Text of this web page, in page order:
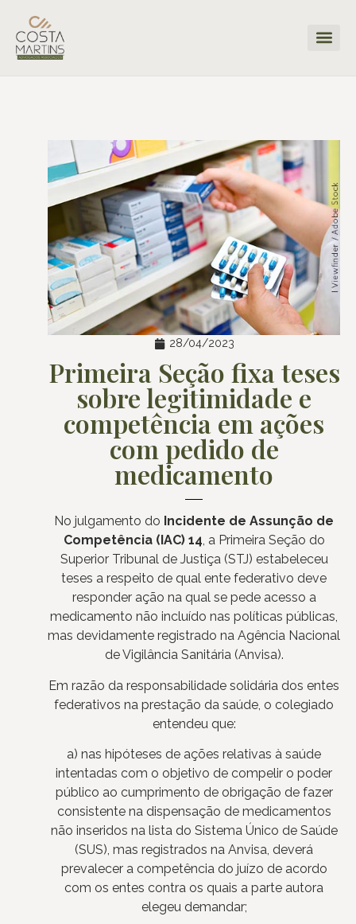
28/04/2023
Primeira Seção fixa teses
sobre legitimidade e
competência em ações
com pedido de
medicamento
No julgamento do Incidente de Assunção de
Competência (IAC) 14, a Primeira Seção do
Superior Tribunal de Justiça (STJ) estabeleceu
teses a respeito de qual ente federativo deve
responder ação na qual se pede acesso a
medicamento não incluído nas políticas públicas,
mas devidamente registrado na Agência Nacional
de Vigilância Sanitária (Anvisa).
Em razão da responsabilidade solidária dos entes
federativos na prestação da saúde, o colegiado
entendeu que:
a) nas hipóteses de ações relativas à saúde
intentadas com o objetivo de compelir o poder
público ao cumprimento de obrigação de fazer
consistente na dispensação de medicamentos
não inseridos na lista do Sistema Único de Saúde
(SUS), mas registrados na Anvisa, deverá
prevalecer a competência do juízo de acordo
com os entes contra os quais a parte autora
elegeu demandar;